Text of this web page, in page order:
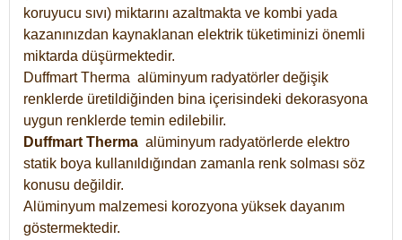
koruyucu sıvı) miktarını azaltmakta ve kombi yada
kazanınızdan kaynaklanan elektrik tüketiminizi önemli
miktarda düşürmektedir.
Duffmart Therma alüminyum radyatörler değişik
renklerde üretildiğinden bina içerisindeki dekorasyona
uygun renklerde temin edilebilir.
Duffmart Therma alüminyum radyatörlerde elektro
statik boya kullanıldığından zamanla renk solması söz
konusu değildir.
Alüminyum malzemesi korozyona yüksek dayanım
göstermektedir.